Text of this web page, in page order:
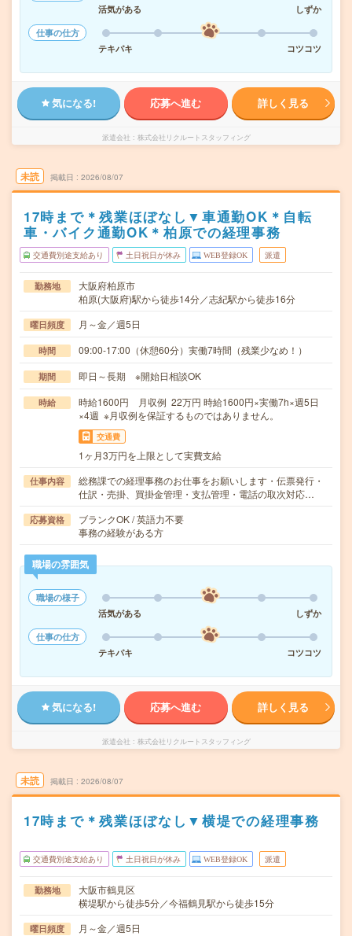
活気がある
しずか
仕事の仕方
テキパキ
コツコツ
気になる! 応募へ進む 詳しく見る
派遣会社 株式会社リクルートスタッフィング
未読 掲載日 2026/08/07
17時まで＊残業ほぼなし▼車通勤OK＊自転
車・バイク通勤OK＊柏原での経理事務
交通費別途支給あり 土日祝日が休み WEB登録OK 派遣
勤務地
大阪府柏原市
柏原(大阪府)駅から徒歩14分／志紀駅から徒歩16分
曜日頻度 月～金／週5日
時間 09:00-17:00（休憩60分）実働7時間（残業少なめ！）
期間 即日～長期 ※開始日相談OK
時給
時給1600円 月収例 22万円 時給1600円×実働7h×週5日
×4週 ※月収例を保証するものではありません。
交通費
1ヶ月3万円を上限として実費支給
仕事内容
総務課での経理事務のお仕事をお願いします・伝票発行・
仕訳・売掛、買掛金管理・支払管理・電話の取次対応…
応募資格
ブランクOK / 英語力不要
事務の経験がある方
職場の雰囲気
職場の様子
活気がある
しずか
仕事の仕方
テキパキ
コツコツ
気になる! 応募へ進む 詳しく見る
派遣会社 株式会社リクルートスタッフィング
未読 掲載日 2026/08/07
17時まで＊残業ほぼなし▼横堤での経理事務
交通費別途支給あり 土日祝日が休み WEB登録OK 派遣
勤務地
大阪市鶴見区
横堤駅から徒歩5分／今福鶴見駅から徒歩15分
曜日頻度 月～金／週5日